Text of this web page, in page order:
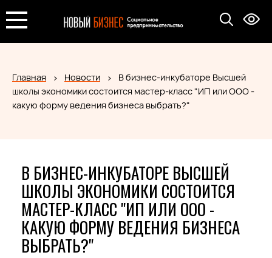
Главная Новости
В бизнес-инкубаторе Высшей
школы экономики состоится мастер-класс "ИП или ООО -
какую форму ведения бизнеса выбрать?"
В БИЗНЕС-ИНКУБАТОРЕ ВЫСШЕЙ
ШКОЛЫ ЭКОНОМИКИ СОСТОИТСЯ
МАСТЕР-КЛАСС "ИП ИЛИ ООО -
КАКУЮ ФОРМУ ВЕДЕНИЯ БИЗНЕСА
ВЫБРАТЬ?"